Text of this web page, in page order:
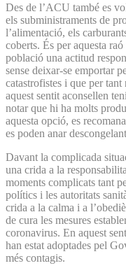
Des de l’ACU també es
els subministraments de
l’alimentació, els
coberts. És per aquesta
població una actitud
sense deixar-se emportar
catastrofistes i que per
aquest sentit aconsellen
notar que hi ha molts
aquesta opció, es
es poden anar
Davant la complicada
una crida a la
moments complicats tant
polítics i les autoritats
crida a la calma i a
de cura les mesures
coronavirus. En aquest
han estat adoptades pel
més contagis.